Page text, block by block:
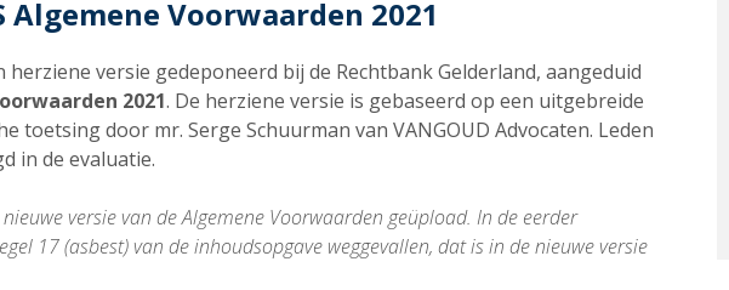
Algemene Voorwaarden 2021
herziene versie gedeponeerd bij de Rechtbank Gelderland, aangeduid
2021. De herziene versie is gebaseerd op een uitgebreide
toetsing door mr. Serge Schuurman van VANGOUD Advocaten. Leden
in de evaluatie.
versie van de Algemene Voorwaarden geüpload. In de eerder
17 (asbest) van de inhoudsopgave weggevallen, dat is in de nieuwe versie